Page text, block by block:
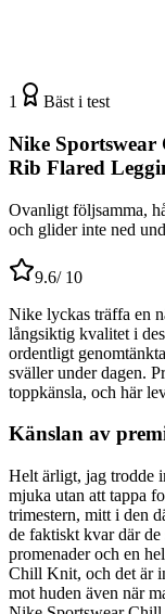
1 Bäst i test
Nike
Rib Flared
Ovanligt följsamma,
och glider inte ned
9.6/ 10
Nike lyckas träffa en
långsiktig kvalitet i
ordentligt
sväller under dagen.
toppkänsla, och här
Känslan av
Helt ärligt, jag trodde
mjuka utan att tappa
trimestern, mitt i den
de faktiskt kvar där
promenader och en
Chill Knit, och det är
mot huden även när